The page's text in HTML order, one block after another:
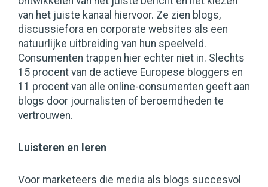
van het juiste kanaal hiervoor. Ze zien blogs,
discussiefora en corporate websites als een
natuurlijke uitbreiding van hun speelveld.
Consumenten trappen hier echter niet in. Slechts
15 procent van de actieve Europese bloggers en
11 procent van alle online-consumenten geeft aan
blogs door journalisten of beroemdheden te
vertrouwen.
Luisteren en leren
Voor marketeers die media als blogs succesvol